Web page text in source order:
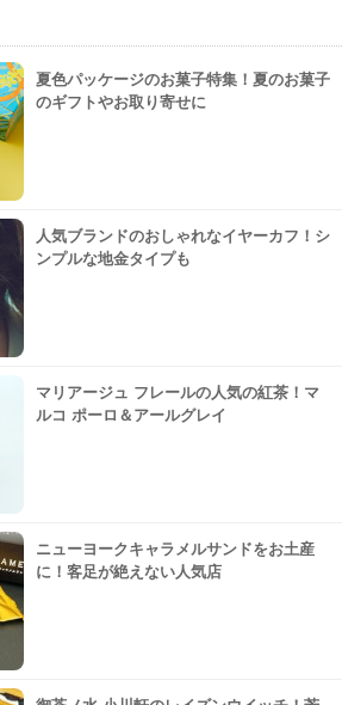
夏色パッケージのお菓子特集！夏のお菓子
のギフトやお取り寄せに
人気ブランドのおしゃれなイヤーカフ！シ
ンプルな地金タイプも
マリアージュ フレールの人気の紅茶！マ
ルコ ポーロ＆アールグレイ
ニューヨークキャラメルサンドをお土産
に！客足が絶えない人気店